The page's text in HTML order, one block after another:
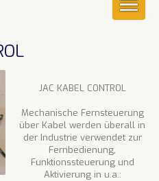
JAC KABEL CONTROL
Mechanische Fernsteuerung
über Kabel werden überall in
der Industrie verwendet zur
Fernbedienung,
Funktionssteuerung und
Aktivierung in u.a.: